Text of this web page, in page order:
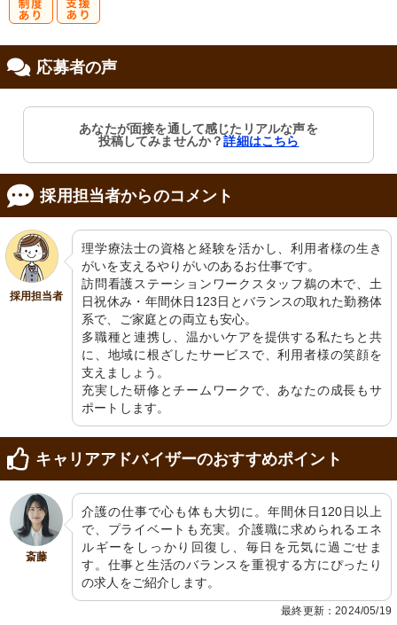
応募者の声
あなたが面接を通して感じたリアルな声を
投稿してみませんか？詳細はこちら
採用担当者からのコメント
採用担当者
理学療法士の資格と経験を活かし、利用者様の生き
がいを支えるやりがいのあるお仕事です。
訪問看護ステーションワークスタッフ鵜の木で、土
日祝休み・年間休日123日とバランスの取れた勤務体
系で、ご家庭との両立も安心。
多職種と連携し、温かいケアを提供する私たちと共
に、地域に根ざしたサービスで、利用者様の笑顔を
支えましょう。
充実した研修とチームワークで、あなたの成長もサ
ポートします。
キャリアアドバイザーのおすすめポイント
斎藤
介護の仕事で心も体も大切に。年間休日120日以上
で、プライベートも充実。介護職に求められるエネ
ルギーをしっかり回復し、毎日を元気に過ごせま
す。仕事と生活のバランスを重視する方にぴったり
の求人をご紹介します。
最終更新：2024/05/19